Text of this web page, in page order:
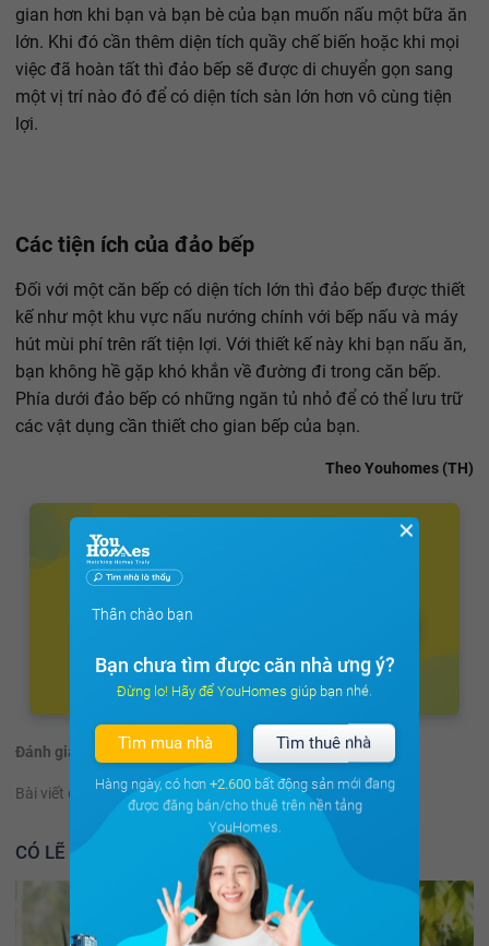
gian hơn khi bạn và bạn bè của bạn muốn nấu một bữa ăn
lớn. Khi đó cần thêm diện tích quầy chế biến hoặc khi mọi
việc đã hoàn tất thì đảo bếp sẽ được di chuyển gọn sang
một vị trí nào đó để có diện tích sàn lớn hơn vô cùng tiện
lợi.
Các tiện ích của đảo bếp
Đối với một căn bếp có diện tích lớn thì đảo bếp được thiết
kế như một khu vực nấu nướng chính với bếp nấu và máy
hút mùi phí trên rất tiện lợi. Với thiết kế này khi bạn nấu ăn,
bạn không hề gặp khó khắn về đường đi trong căn bếp.
Phía dưới đảo bếp có những ngăn tủ nhỏ để có thể lưu trữ
các vật dụng cần thiết cho gian bếp của bạn.
Theo Youhomes (TH)
Đánh giá: (44 đánh giá)
Bài viết có hữu ích không? Có Không
CÓ LẼ BẠN NÊN ĐỌC THÊM
✕
Thân chào bạn
Bạn chưa tìm được căn nhà ưng ý?
Đừng lo! Hãy để YouHomes giúp bạn nhé.
Tìm mua nhà Tìm thuê nhà
Hàng ngày, có hơn +2.600bất động sản mới đang
được đăng bán/cho thuê trên nền tảng
YouHomes.